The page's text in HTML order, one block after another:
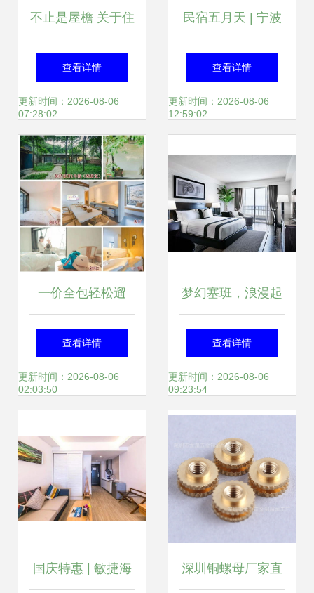
题导出处理方可根
据此类文档本件动
态设定接入过滤和
不止是屋檐 关于住
宿的思考
查看详情
更新时间：2026-08-06
07:28:02
民宿五月天 | 宁波
书房 在民国风韵
里，邂逅一本书中
查看详情
更新时间：2026-08-06
12:59:02
一价全包轻松遛
娃，绣球花海环绕
的精品亲子民宿，
查看详情
更新时间：2026-08-06
02:03:50
梦幻塞班，浪漫起
航——肯辛顿酒店
蜜月度假体验
查看详情
更新时间：2026-08-06
09:23:54
国庆特惠 | 敏捷海 深圳铜螺母厂家直